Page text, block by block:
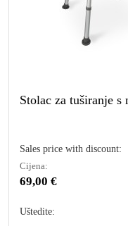
Stolac za tuširanje
Sales price with discount:
Cijena:
69,00 €
Uštedite: